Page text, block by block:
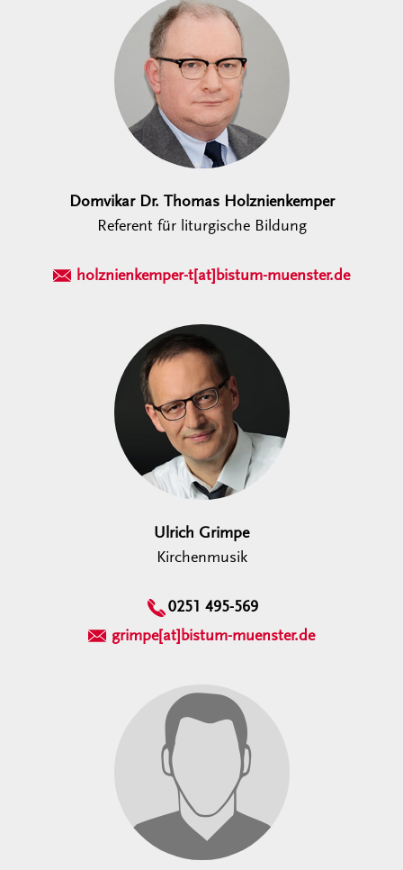
Domvikar Dr. Thomas Holznienkemper
Referent für liturgische Bildung
holznienkemper-t[at]bistum-muenster.de
Ulrich Grimpe
Kirchenmusik
0251 495-569
grimpe[at]bistum-muenster.de